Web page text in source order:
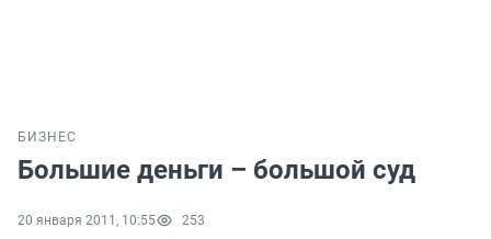
БИЗНЕС
Большие деньги – большой суд
20 января 2011, 10:55 253